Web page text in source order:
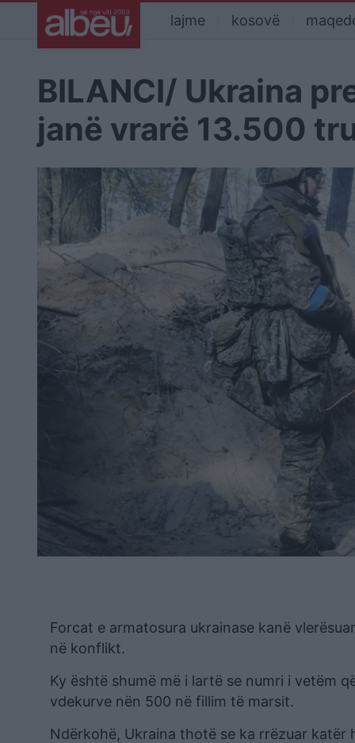
lajme kosovë
BILANCI/ Ukraina
janë vrarë 13.500
Forcat e armatosura ukrainase kanë
në konflikt.
Ky është shumë më i lartë se numri i vetëm
vdekurve nën 500 në fillim të marsit.
Ndërkohë, Ukraina thotë se ka rrëzuar